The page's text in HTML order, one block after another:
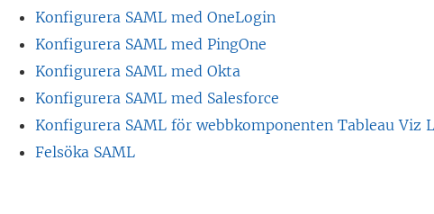
Konfigurera SAML med OneLogin
Konfigurera SAML med PingOne
Konfigurera SAML med Okta
Konfigurera SAML med Salesforce
Konfigurera SAML för webbkomponenten Tableau Viz
Felsöka SAML